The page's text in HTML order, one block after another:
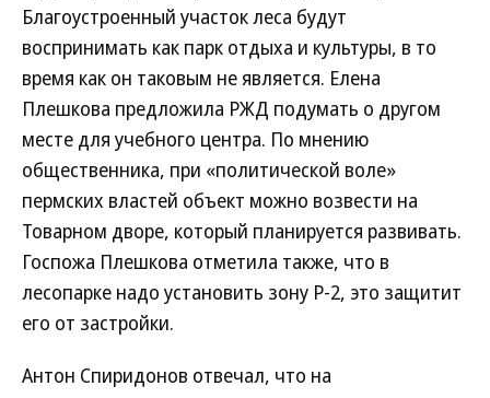
Благоустроенный участок леса будут
воспринимать как парк отдыха и культуры, в то
время как он таковым не является. Елена
Плешкова предложила РЖД подумать о другом
месте для учебного центра. По мнению
общественника, при «политической воле»
пермских властей объект можно возвести на
Товарном дворе, который планируется развивать.
Госпожа Плешкова отметила также, что в
лесопарке надо установить зону Р-2, это защитит
его от застройки.
Антон Спиридонов отвечал, что на